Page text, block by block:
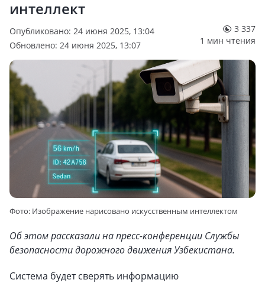
интеллект
Опубликовано: 24 июня 2025, 13:04
Обновлено: 24 июня 2025, 13:07
3 337
1 мин чтения
Фото: Изображение нарисовано искусственным интеллектом
Об этом рассказали на пресс-конференции Службы
безопасности дорожного движения Узбекистана.
Система будет сверять информацию